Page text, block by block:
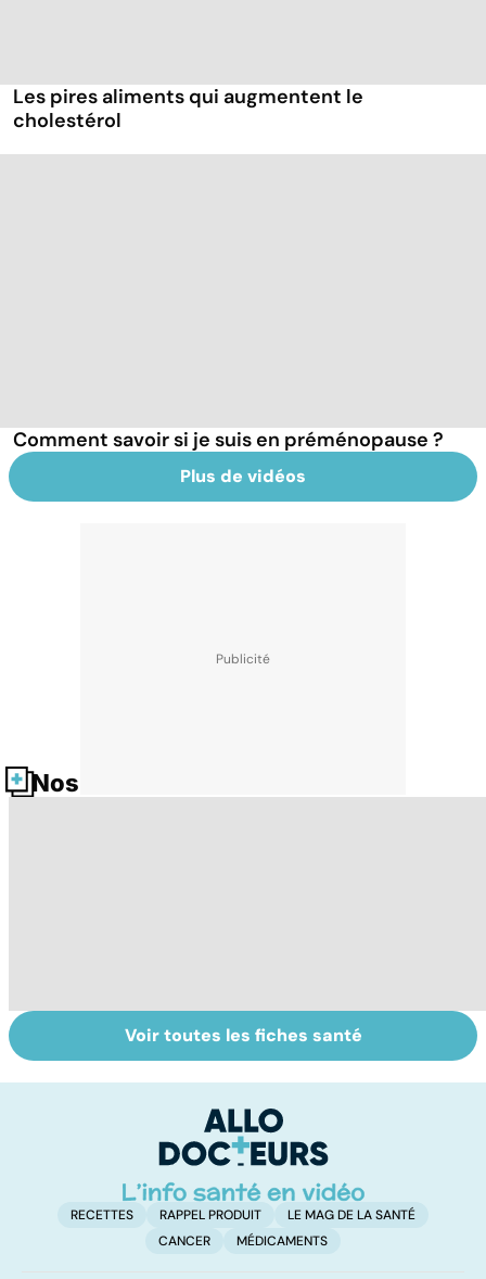
Les pires aliments qui augmentent le
cholestérol
Comment savoir si je suis en préménopause ?
Plus de vidéos
Nos fiches santé
Dérèglement
hormonal : et si
Tout savoir sur
les infections
Voir toutes les fiches santé
RECETTES RAPPEL PRODUIT
LE MAG DE LA SANTÉ
CANCER
MÉDICAMENTS